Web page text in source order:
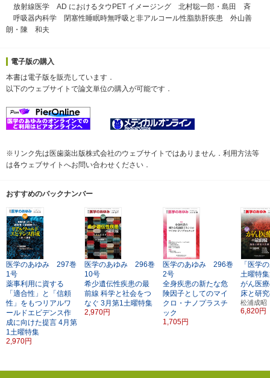
放射線医学 AD におけるタウPET イメージング 北村聡一郎・島田 斉
呼吸器内科学 閉塞性睡眠時無呼吸と非アルコール性脂肪肝疾患 外山善
朗・陳 和夫
電子版の購入
本書は電子版を販売しています．
以下のウェブサイトで論文単位の購入が可能です．
※リンク先は医歯薬出版株式会社のウェブサイトではありません．利用方法等
は各ウェブサイトへお問い合わせください．
おすすめのバックナンバー
医学のあゆみ 297巻
1号
薬事利用に資する
「適合性」と「信頼
性」をもつリアルワ
ールドエビデンス作
成に向けた提言 4月第
1土曜特集
2,970円
医学のあゆみ 296巻
10号
希少遺伝性疾患の最
前線 科学と社会をつ
なぐ 3月第1土曜特集
2,970円
医学のあゆみ 296巻
2号
全身疾患の新たな危
険因子としてのマイ
クロ・ナノプラスチ
ック
1,705円
「医学
土曜特
がん医
床と研
松浦成
6,820円